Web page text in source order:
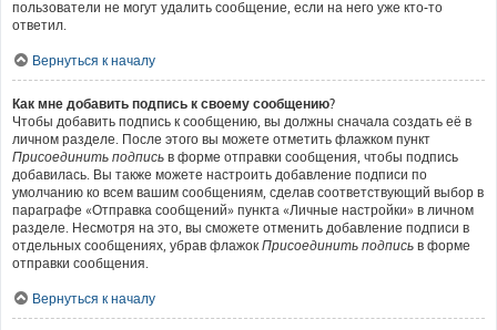
пользователи не могут удалить сообщение, если на него уже кто-то
ответил.
Вернуться к началу
Как мне добавить подпись к своему сообщению?
Чтобы добавить подпись к сообщению, вы должны сначала создать её в
личном разделе. После этого вы можете отметить флажком пункт
Присоединить подпись в форме отправки сообщения, чтобы подпись
добавилась. Вы также можете настроить добавление подписи по
умолчанию ко всем вашим сообщениям, сделав соответствующий выбор в
параграфе «Отправка сообщений» пункта «Личные настройки» в личном
разделе. Несмотря на это, вы сможете отменить добавление подписи в
отдельных сообщениях, убрав флажок Присоединить подпись в форме
отправки сообщения.
Вернуться к началу